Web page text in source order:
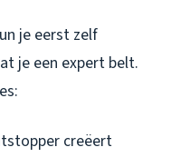
je eerst zelf
je een expert belt.
creëert